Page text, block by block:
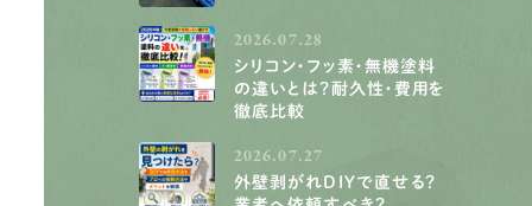
2026.07.28
シリコン・フッ素・無機塗料
の違いとは？耐久性・費用を
徹底比較
2026.07.27
外壁剥がれDIYで直せる？